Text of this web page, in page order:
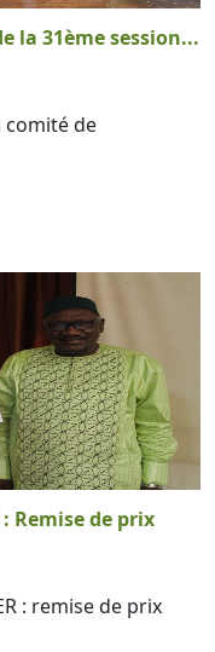
la 31ème session...
comité de
Remise de prix
: remise de prix